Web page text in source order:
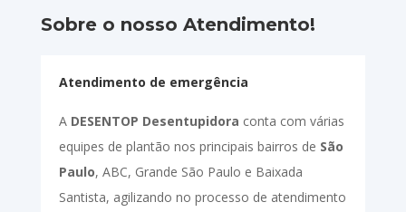
Sobre o nosso Atendimento!
Atendimento de emergência
A DESENTOP Desentupidora conta com várias
equipes de plantão nos principais bairros de São
Paulo, ABC, Grande São Paulo e Baixada
Santista, agilizando no processo de atendimento